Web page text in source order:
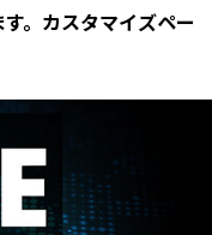
。カスタマイズペー